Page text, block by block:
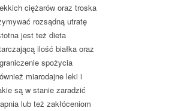
ciężarów oraz troska
rozsądną utratę
jest też dieta
ilość białka oraz
spożycia
miarodajne leki i
są w stanie zaradzić
lub też zakłóceniom